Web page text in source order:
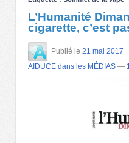
L’Humanité
cigarette, c’est
Publié le 21 mai 2017
AIDUCE dans les MÉDIAS —